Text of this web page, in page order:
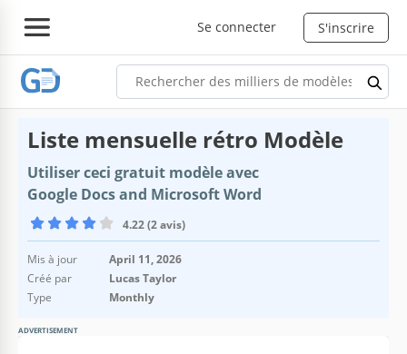
Se connecter S'inscrire
Liste mensuelle rétro Modèle
Utiliser ceci gratuit modèle avec
Google Docs and Microsoft Word
4.22 (2 avis)
Mis à jour
April 11, 2026
Créé par
Lucas Taylor
Type
Monthly
ADVERTISEMENT